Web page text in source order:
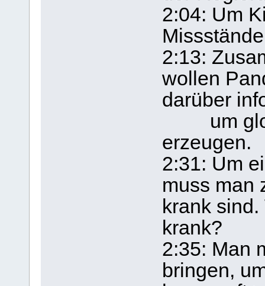
2:04: Um
2:13:
wollen
darüber
um
erzeugen.
2:31: Um
muss man
krank
krank?
2:35: Man
bringen,